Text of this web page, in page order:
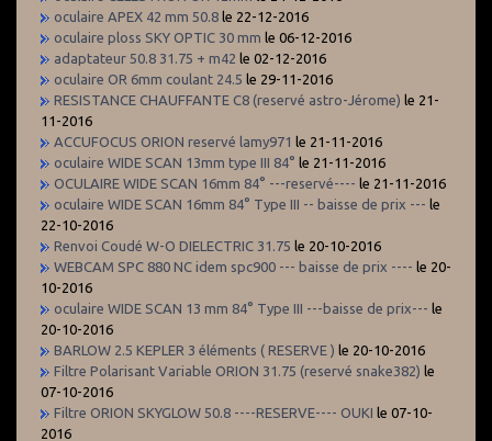
oculaire APEX 42 mm 50.8 le 22-12-2016
oculaire ploss SKY OPTIC 30 mm le 06-12-2016
adaptateur 50.8 31.75 + m42 le 02-12-2016
oculaire OR 6mm coulant 24.5 le 29-11-2016
RESISTANCE CHAUFFANTE C8 (reservé astro-Jérome) le 21-
11-2016
ACCUFOCUS ORION reservé lamy971 le 21-11-2016
oculaire WIDE SCAN 13mm type III 84° le 21-11-2016
OCULAIRE WIDE SCAN 16mm 84° ---reservé---- le 21-11-2016
oculaire WIDE SCAN 16mm 84° Type III -- baisse de prix --- le
22-10-2016
Renvoi Coudé W-O DIELECTRIC 31.75 le 20-10-2016
WEBCAM SPC 880 NC idem spc900 --- baisse de prix ---- le 20-
10-2016
oculaire WIDE SCAN 13 mm 84° Type III ---baisse de prix--- le
20-10-2016
BARLOW 2.5 KEPLER 3 éléments ( RESERVE ) le 20-10-2016
Filtre Polarisant Variable ORION 31.75 (reservé snake382) le
07-10-2016
Filtre ORION SKYGLOW 50.8 ----RESERVE---- OUKI le 07-10-
2016